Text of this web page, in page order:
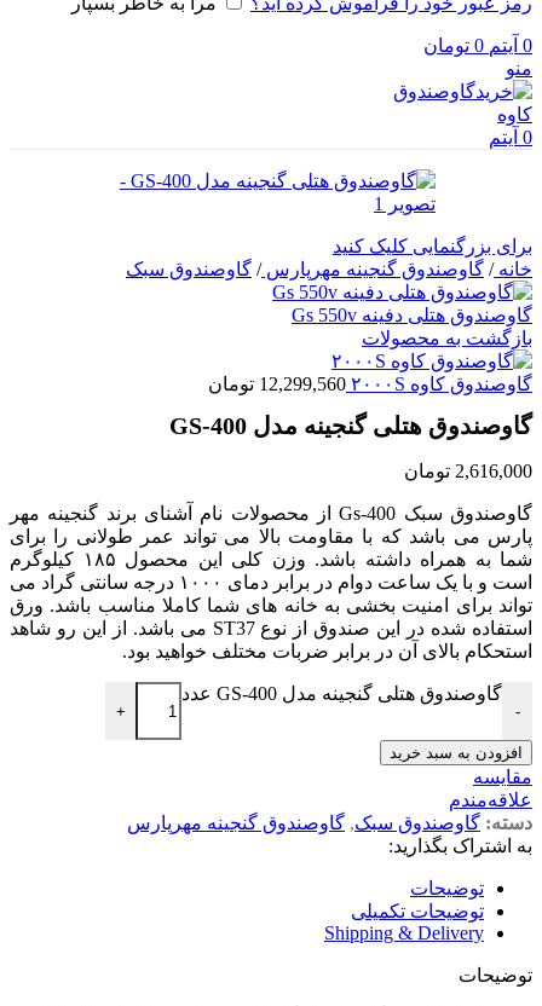
0 آیتم 0 تومان
منو
0 آیتم
برای بزرگنمایی کلیک کنید
خانه/ گاوصندوق گنجینه مهرپارس/ گاوصندوق سبک
گاوصندوق هتلی دفینه Gs 550v
بازگشت به محصولات
گاوصندوق کاوه ۲۰۰۰S 12,299,560 تومان
گاوصندوق هتلی گنجینه مدل GS-400
2,616,000 تومان
گاوصندوق سبک Gs-400 از محصولات نام آشنای برند گنجینه مهر
پارس می باشد که با مقاومت بالا می تواند عمر طولانی را برای
شما به همراه داشته باشد. وزن کلی این محصول ۱۸۵ کیلوگرم
است و با یک ساعت دوام در برابر دمای ۱۰۰۰ درجه سانتی گراد می
تواند برای امنیت بخشی به خانه های شما کاملا مناسب باشد. ورق
استفاده شده در این صندوق از نوع ST37 می باشد. از این رو شاهد
استحکام بالای آن در برابر ضربات مختلف خواهید بود.
-
گاوصندوق هتلی گنجینه مدل GS-400 عدد
+
افزودن به سبد خرید
مقایسه
علاقه‌مندم
دسته: گاوصندوق سبک, گاوصندوق گنجینه مهرپارس
به اشتراک بگذارید:
توضیحات
توضیحات تکمیلی
Shipping & Delivery
توضیحات